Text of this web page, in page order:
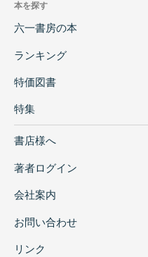
本を探す
六一書房の本
ランキング
特価図書
特集
書店様へ
著者ログイン
会社案内
お問い合わせ
リンク